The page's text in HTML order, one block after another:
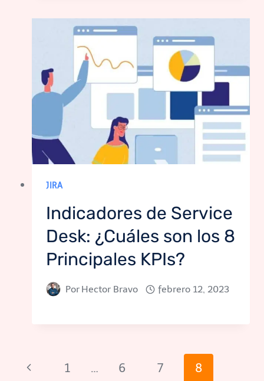
JIRA
Indicadores de Service
Desk: ¿Cuáles son los 8
Principales KPIs?
Por Hector Bravo febrero 12, 2023
Navegación
Página
1 … 6 7 8